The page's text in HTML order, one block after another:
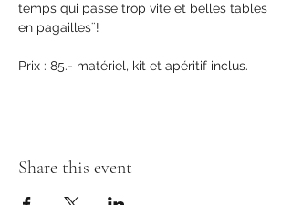
temps qui passe trop vite et belles tables
en pagailles¨!
Prix : 85.- matériel, kit et apéritif inclus.
Share this event